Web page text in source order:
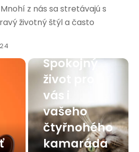
z nás sa stretávajú s
životný štýl a často
Mačka v
Spokojný
život pro
vás i
vašeho
čtyřnohého
kamaráda